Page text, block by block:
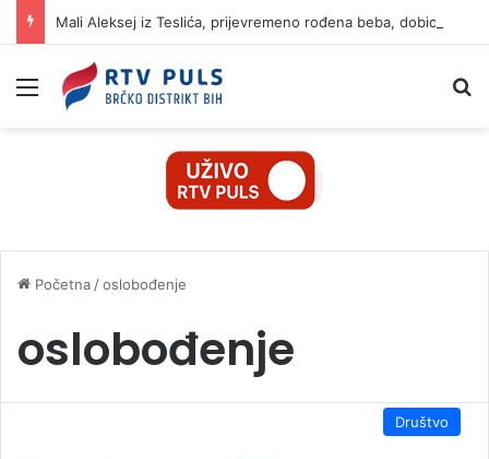
Izbornik
Početna /oslobođenje
oslobođenje
Društvo